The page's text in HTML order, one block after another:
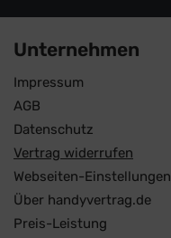
Unternehmen
Impressum
AGB
Datenschutz
Vertrag widerrufen
Webseiten-Einstellungen
Über handyvertrag.de
Preis-Leistung